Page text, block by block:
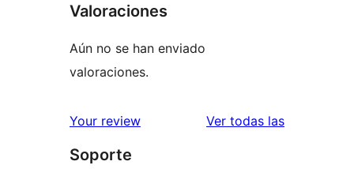
Valoraciones
Aún no se han enviado
valoraciones.
Your review Ver todas las
Soporte